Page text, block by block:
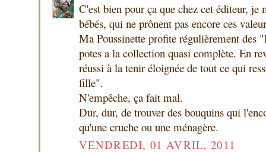
C'est bien pour ça que chez cet éditeur, je
bébés, qui ne prônent pas encore ces
Ma Poussinette profite régulièrement des
potes a la collection quasi complète. En
réussi à la tenir éloignée de tout ce qui
fille".
N'empêche, ça fait mal.
Dur, dur, de trouver des bouquins qui
qu'une cruche ou une ménagère.
VENDREDI, 01 AVRIL, 2011